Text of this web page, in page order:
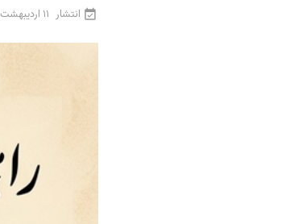
انتشار 11 اردیبهشت 1405